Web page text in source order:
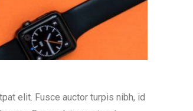
elit. Fusce auctor turpis nibh, id